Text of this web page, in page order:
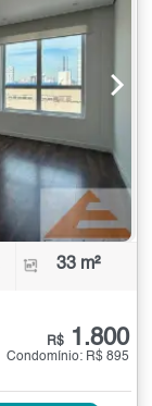
33 m²
R$ 1.800
Condomínio: R$ 895